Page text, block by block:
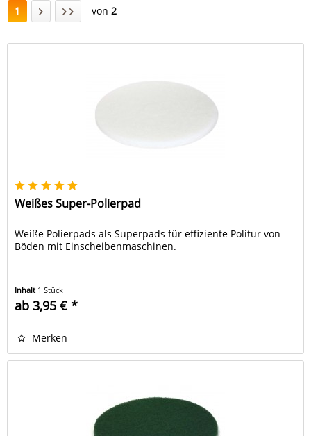
1 von 2
Weißes Super-Polierpad
Weiße Polierpads als Superpads für effiziente Politur von
Böden mit Einscheibenmaschinen.
Inhalt 1 Stück
ab 3,95 € *
Merken